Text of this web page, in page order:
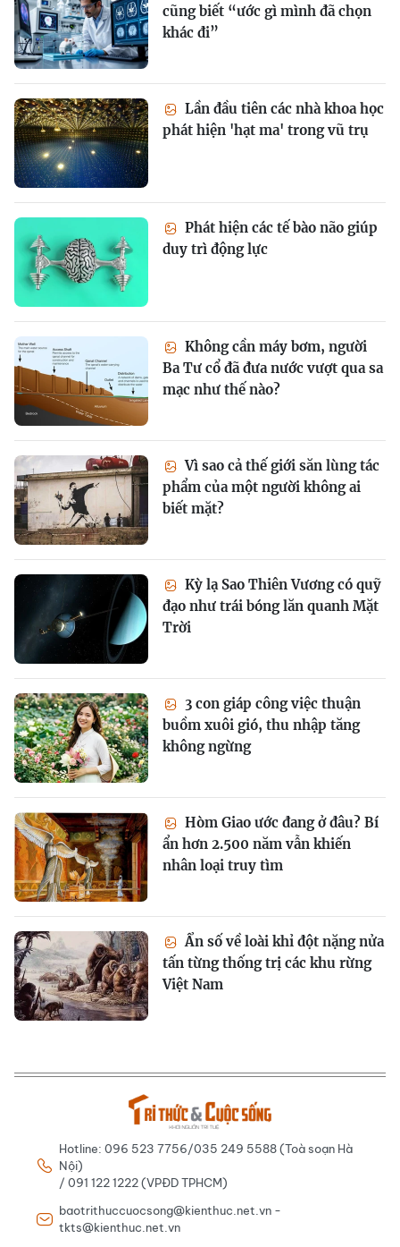
cũng biết “ước gì mình đã chọn
khác đi”
Lần đầu tiên các nhà khoa học
phát hiện 'hạt ma' trong vũ trụ
Phát hiện các tế bào não giúp
duy trì động lực
Không cần máy bơm, người
Ba Tư cổ đã đưa nước vượt qua sa
mạc như thế nào?
Vì sao cả thế giới săn lùng tác
phẩm của một người không ai
biết mặt?
Kỳ lạ Sao Thiên Vương có quỹ
đạo như trái bóng lăn quanh Mặt
Trời
3 con giáp công việc thuận
buồm xuôi gió, thu nhập tăng
không ngừng
Hòm Giao ước đang ở đâu? Bí
ẩn hơn 2.500 năm vẫn khiến
nhân loại truy tìm
Ẩn số về loài khỉ đột nặng nửa
tấn từng thống trị các khu rừng
Việt Nam
Hotline: 096 523 7756/035 249 5588 (Toà soạn Hà
Nội)
/ 091 122 1222 (VPĐD TPHCM)
baotrithuccuocsong@kienthuc.net.vn -
tkts@kienthuc.net.vn